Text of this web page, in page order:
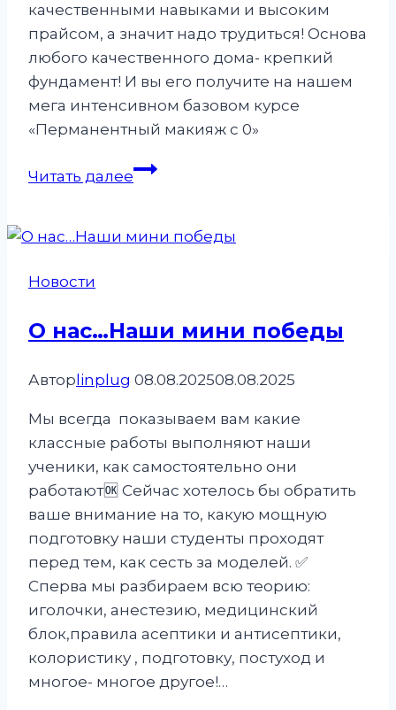
качественными навыками и высоким
прайсом, а значит надо трудиться! Основа
любого качественного дома- крепкий
фундамент! И вы его получите на нашем
мега интенсивном базовом курсе
«Перманентный макияж с 0»
Читать далееОкончен
мы
с
буквы!
Новости
О нас…Наши мини победы
Автор linplug 08.08.202508.08.2025
Мы всегда показываем вам какие
классные работы выполняют наши
ученики, как самостоятельно они
работают🆗️ Сейчас хотелось бы обратить
ваше внимание на то, какую мощную
подготовку наши студенты проходят
перед тем, как сесть за моделей. ✅️
Сперва мы разбираем всю теорию:
иголочки, анестезию, медицинский
блок,правила асептики и антисептики,
колористику , подготовку, постуход и
многое- многое другое!…